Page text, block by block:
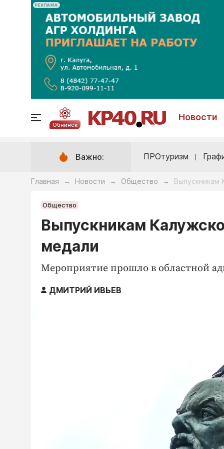
РЕКЛАМА
Обнинск
Новости
Важно: ПРОтуризм
Главная → Новости → Общество → Выпускникам
Общество
Выпускникам
медали
Мероприятие прошло в областной
ДМИТРИЙ ИВЬЕВ